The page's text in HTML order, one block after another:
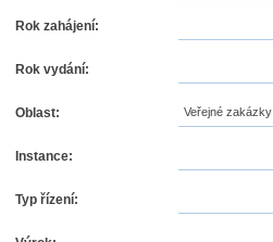
Rok zahájení:
Rok vydání:
Oblast: Veřejné zakázky
Instance:
Typ řízení: